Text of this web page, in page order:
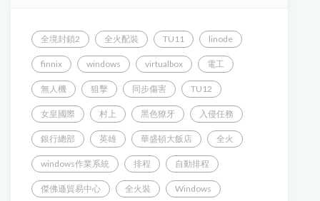
全境封鎖2 全火配裝 TU11 linode
finnix windows virtualbox 電工
無人機 狙擊 同步傷害 TU12
女皇國際 村上 黑色獠牙 入侵任務
銀行總部 英雄 華盛頓大飯店 全火
windows作業系統 排程 自動排程
傑佛遜貿易中心 全火裝 Windows